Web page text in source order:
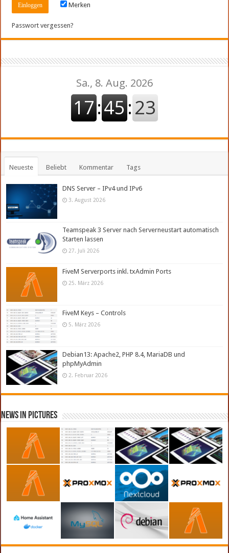
Merken
Passwort vergessen?
Neueste Beliebt Kommentar Tags
DNS Server – IPv4 und IPv6
3. August 2026
Teamspeak 3 Server nach Serverneustart automatisch
Starten lassen
27. Juli 2026
FiveM Serverports inkl. txAdmin Ports
25. März 2026
FiveM Keys – Controls
5. März 2026
Debian13: Apache2, PHP 8.4, MariaDB und
phpMyAdmin
2. Februar 2026
News in Pictures